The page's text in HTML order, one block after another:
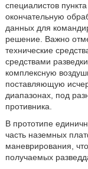
специалистов
окончательную
данных для
решение. Важно
технические
средствами
комплексную
поставляющую
диапазонах, под
противника.
В прототипе
часть наземных
маневрирования,
получаемых